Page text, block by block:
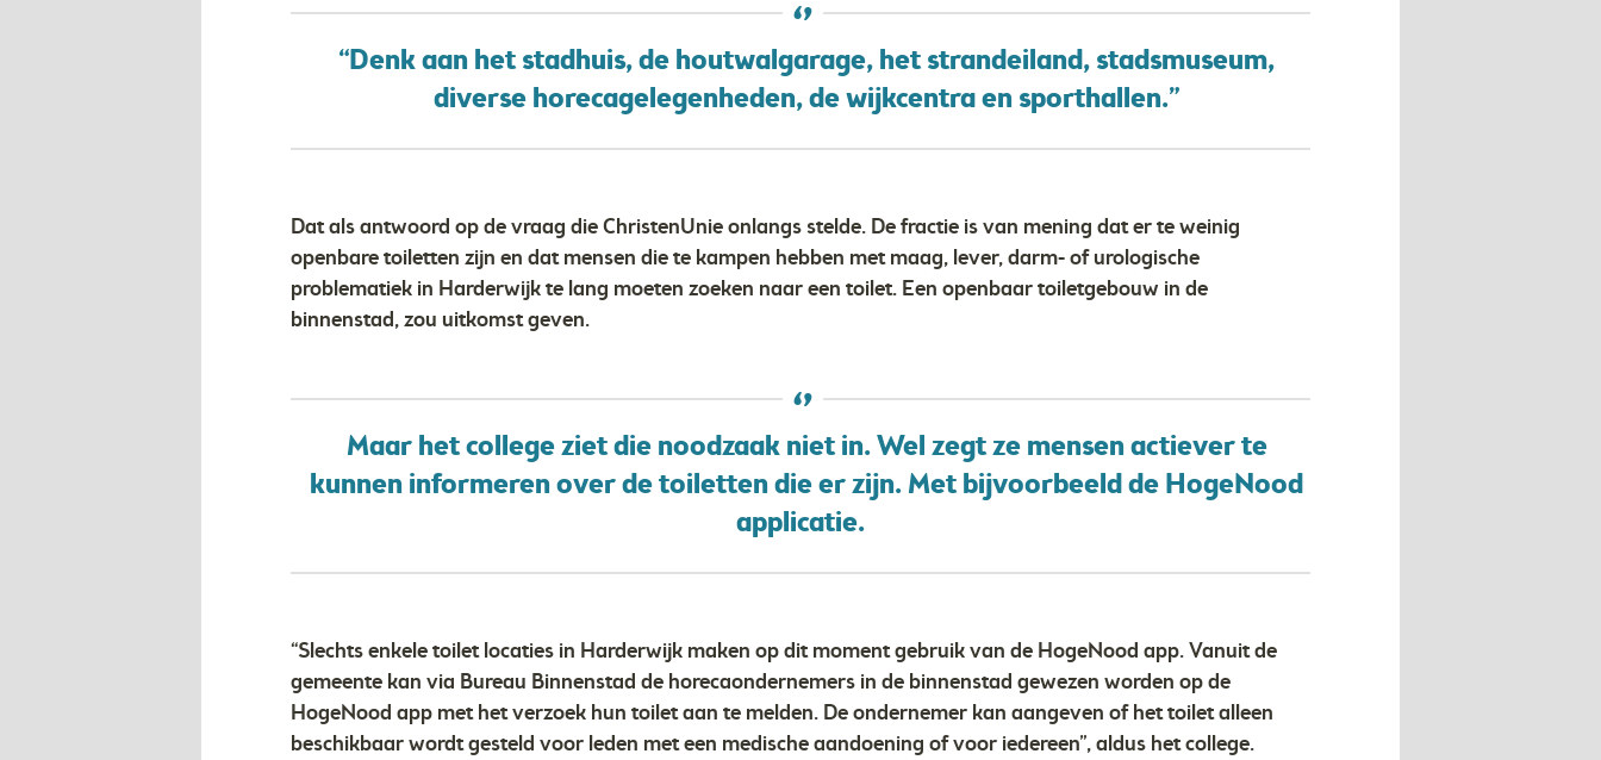
“Denk aan het stadhuis, de houtwalgarage, het strandeiland, stadsmuseum,
diverse horecagelegenheden, de wijkcentra en sporthallen.”
Dat als antwoord op de vraag die ChristenUnie onlangs stelde. De fractie is van mening dat er te weinig
openbare toiletten zijn en dat mensen die te kampen hebben met maag, lever, darm- of urologische
problematiek in Harderwijk te lang moeten zoeken naar een toilet. Een openbaar toiletgebouw in de
binnenstad, zou uitkomst geven.
Maar het college ziet die noodzaak niet in. Wel zegt ze mensen actiever te
kunnen informeren over de toiletten die er zijn. Met bijvoorbeeld de HogeNood
applicatie.
“Slechts enkele toilet locaties in Harderwijk maken op dit moment gebruik van de HogeNood app. Vanuit de
gemeente kan via Bureau Binnenstad de horecaondernemers in de binnenstad gewezen worden op de
HogeNood app met het verzoek hun toilet aan te melden. De ondernemer kan aangeven of het toilet alleen
beschikbaar wordt gesteld voor leden met een medische aandoening of voor iedereen”, aldus het college.